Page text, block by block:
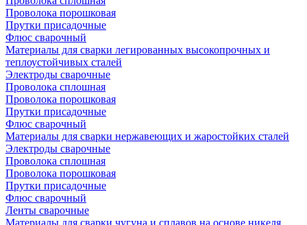
Проволока порошковая
Прутки присадочные
Флюс сварочный
Материалы для сварки легированных высокопрочных и
теплоустойчивых сталей
Электроды сварочные
Проволока сплошная
Проволока порошковая
Прутки присадочные
Флюс сварочный
Материалы для сварки нержавеющих и жаростойких сталей
Электроды сварочные
Проволока сплошная
Проволока порошковая
Прутки присадочные
Флюс сварочный
Ленты сварочные
Материалы для сварки чугуна и сплавов на основе никеля